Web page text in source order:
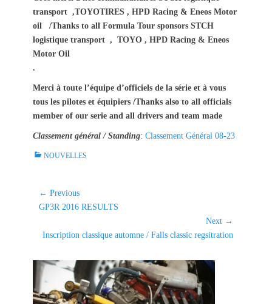
transport ,TOYOTIRES , HPD Racing & Eneos Motor
oil /Thanks to all Formula Tour sponsors STCH
logistique transport , TOYO , HPD Racing & Eneos
Motor Oil
.
Merci à toute l’équipe d’officiels de la série et à vous
tous les pilotes et équipiers /Thanks also to all officials
member of our serie and all drivers and team made
Classement général / Standing: Classement Général 08-23
C
NOUVELLES
Navigation
de
← Previous
Previous
GP3R 2016 RESULTS
Next →
Next
Inscription classique automne / Falls classic regsitration